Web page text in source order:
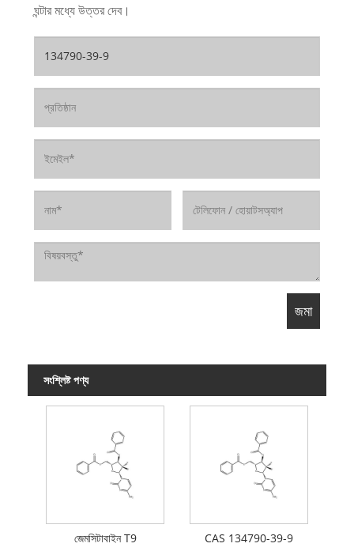
ঘন্টার মধ্যে উত্তর দেব।
সংশ্লিষ্ট পণ্য
জেমসিটাবাইন T9 CAS 134790-39-9